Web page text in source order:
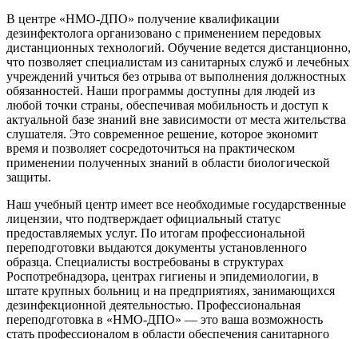
В центре «НМО-ДПО» получение квалификации
дезинфектолога организовано с применением передовых
дистанционных технологий. Обучение ведется дистанционно,
что позволяет специалистам из санитарных служб и лечебных
учреждений учиться без отрыва от выполнения должностных
обязанностей. Наши программы доступны для людей из
любой точки страны, обеспечивая мобильность и доступ к
актуальной базе знаний вне зависимости от места жительства
слушателя. Это современное решение, которое экономит
время и позволяет сосредоточиться на практическом
применении полученных знаний в области биологической
защиты.
Наш учебный центр имеет все необходимые государственные
лицензии, что подтверждает официальный статус
предоставляемых услуг. По итогам профессиональной
переподготовки выдаются документы установленного
образца. Специалисты востребованы в структурах
Роспотребнадзора, центрах гигиены и эпидемиологии, в
штате крупных больниц и на предприятиях, занимающихся
дезинфекционной деятельностью. Профессиональная
переподготовка в «НМО-ДПО» — это ваша возможность
стать профессионалом в области обеспечения санитарного